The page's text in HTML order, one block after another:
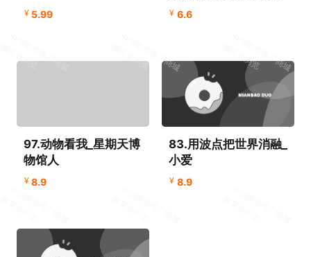
¥ 5.99
之人不招人喜欢？
¥ 6.6
97.动物看我_星期天博
物馆人
¥ 8.9
83.用波点把世界消融_
小爱
¥ 8.9